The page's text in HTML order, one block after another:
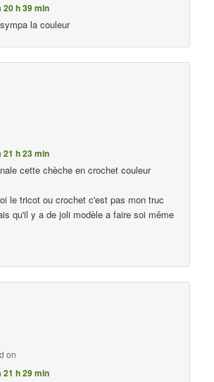
20 h 39 min
la couleur
21 h 23 min
cette chèche en crochet couleur
le tricot ou crochet c'est pas mon truc
qu'il y a de joli modèle a faire soi même
on
21 h 29 min